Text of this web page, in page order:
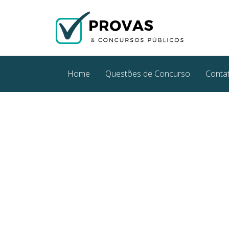
Home Questões de Concurso